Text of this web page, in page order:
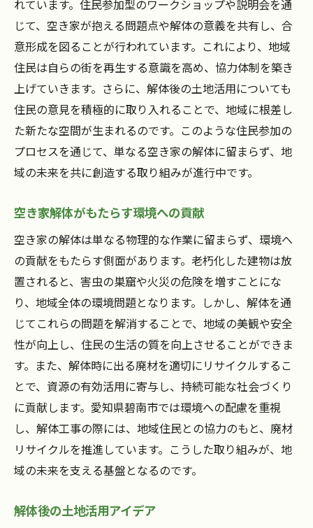
地域の誇りとなる空き家活用の成功例
れています。住民参加型のワークショップや説明会を通
じて、空き家が抱える問題点や解体の意義を共有し、合
意形成を図ることが行われています。これにより、地域
住民は自らの街を再生する意識を高め、協力体制を築き
上げていきます。さらに、解体後の土地活用についても
住民の意見を積極的に取り入れることで、地域に根差し
た新たな空間が生まれるのです。このような住民参加の
プロセスを通じて、単なる空き家の解体に留まらず、地
域の未来を共に創造する取り組みが進行中です。
空き家解体がもたらす環境への貢献
空き家の解体は単なる物理的な作業に留まらず、環境へ
の貢献をもたらす側面があります。老朽化した建物は放
置されると、害虫の巣窟や火災の危険を増すことにな
り、地域全体の環境問題となります。しかし、解体を通
じてこれらの問題を解消することで、地域の美観や安全
性が向上し、住民の生活の質を向上させることができま
す。また、解体時に出る廃材を適切にリサイクルするこ
とで、資源の有効活用に寄与し、持続可能な社会づくり
に貢献します。愛知県碧南市では環境への配慮を重視
し、解体工事の際には、地域住民との協力のもと、廃材
リサイクルを推進しています。こうした取り組みが、地
域の未来を支える基盤となるのです。
解体後の土地活用アイデア